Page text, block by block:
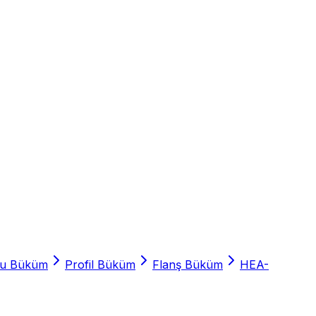
Büküm Profil Büküm Flanş Büküm
HEA-